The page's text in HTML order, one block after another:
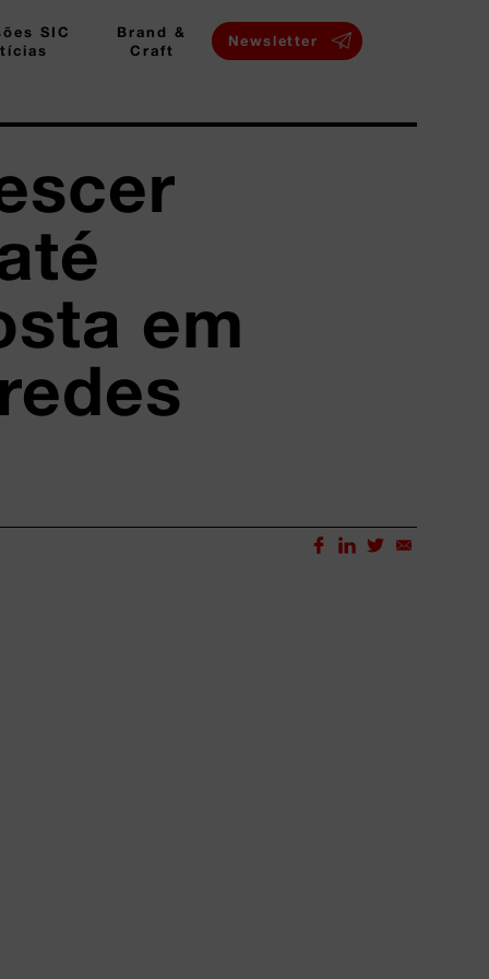
SIC
Brand &
Craft
Newsletter
em